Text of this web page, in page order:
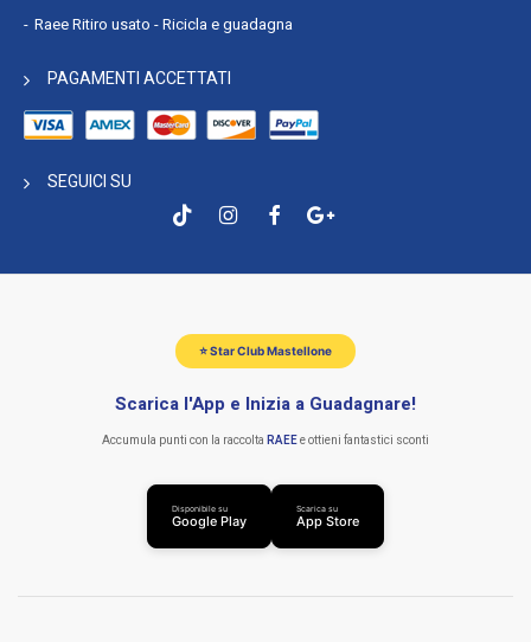
Raee Ritiro usato - Ricicla e guadagna
PAGAMENTI ACCETTATI
SEGUICI SU
⭐ Star Club Mastellone
Scarica l'App e Inizia a Guadagnare!
Accumula punti con la raccolta RAEEe ottieni fantastici sconti
Disponibile su
Google Play
Scarica su
App Store